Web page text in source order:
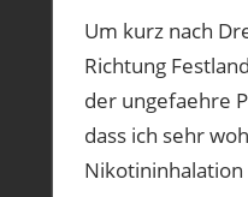
Um kurz nach
Richtung
der ungefaehre
dass ich sehr
Nikotininhalation